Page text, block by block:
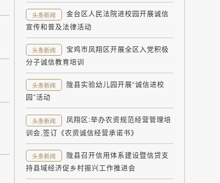
头条新闻
金台区人民法院进校园开展诚信
宣传和普及法律活动
头条新闻
宝鸡市凤翔区开展全区入党积极
分子诚信教育培训
头条新闻
陇县实验幼儿园开展“诚信进校
园”活动
头条新闻
凤翔区:举办农资规范经营管理培
训会,签订《农资诚信经营承诺书》
头条新闻
陇县召开信用体系建设暨信贷支
持县域经济促乡村振兴工作推进会